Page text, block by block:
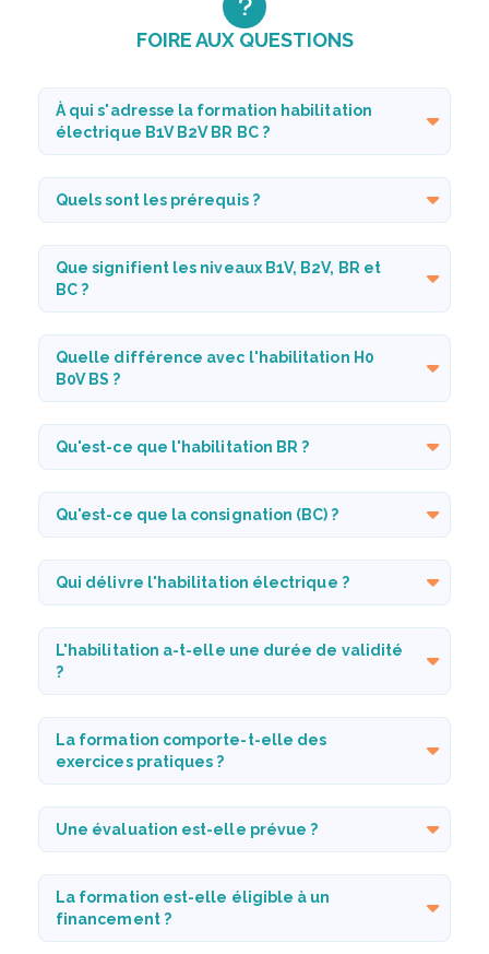
FOIRE AUX QUESTIONS
À qui s'adresse la formation habilitation
électrique B1V B2V BR BC ?
Quels sont les prérequis ?
Que signifient les niveaux B1V, B2V, BR et
BC ?
Quelle différence avec l'habilitation H0
B0V BS ?
Qu'est-ce que l'habilitation BR ?
Qu'est-ce que la consignation (BC) ?
Qui délivre l'habilitation électrique ?
L'habilitation a-t-elle une durée de validité
?
La formation comporte-t-elle des
exercices pratiques ?
Une évaluation est-elle prévue ?
La formation est-elle éligible à un
financement ?